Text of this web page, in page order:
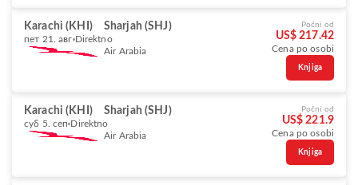
Karachi (KHI) Sharjah (SHJ)
пет 21. авг Direktno
Air Arabia
Počni od
US$ 217.42
Cena po osobi
Knjiga
Karachi (KHI) Sharjah (SHJ)
суб 5. сеп Direktno
Air Arabia
Počni od
US$ 221.9
Cena po osobi
Knjiga